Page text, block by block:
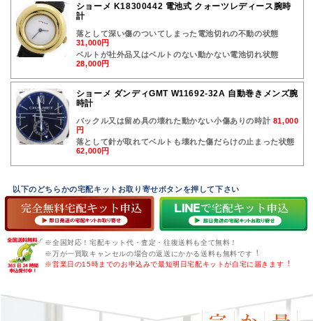
ショーメ K18300442 電池式 クォーツレディース腕時
計
落として深い傷のついてしまった電池切れの不動の状態
31,000円
ベルトが社外品又はベルトのない動かない電池切れ状態
28,000円
ショーメ ダンディGMT W11692-32A 自動巻きメンズ腕
時計
バックル又は留め具の壊れた動かない小傷ありの時計 81,000
円
落として針が取れてベルトも壊れた傷だらけの止まった状態
62,000円
以下のどちらかの宅配キットお取り寄せボタンを押して下さい
※全国対応！宅配キット代・査定・往復送料も全て無料！
※万が一買取キャンセルの場合の返送にかかる送料も無料です︕
※営業日の15時までのお申込みで最短明日宅配キットが自宅に届きます︕